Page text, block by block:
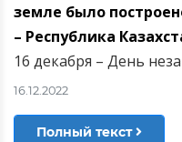
земле было
– Республика
16 декабря – День
16.12.2022
Полный текст